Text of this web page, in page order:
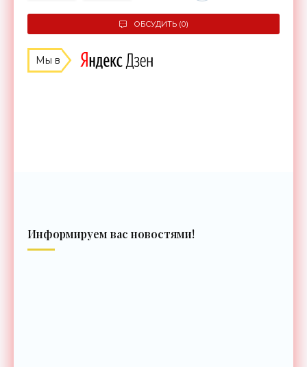
ОБСУДИТЬ (0)
Мы в
Информируем вас новостями!